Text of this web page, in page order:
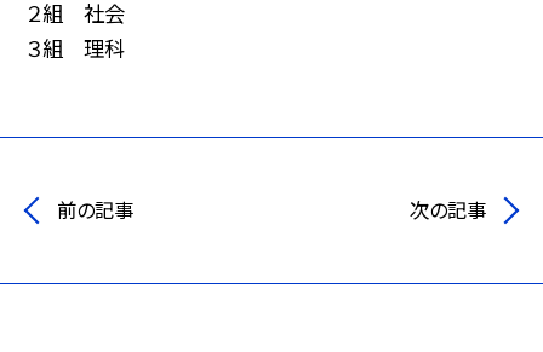
２組 社会
３組 理科
前の記事 次の記事